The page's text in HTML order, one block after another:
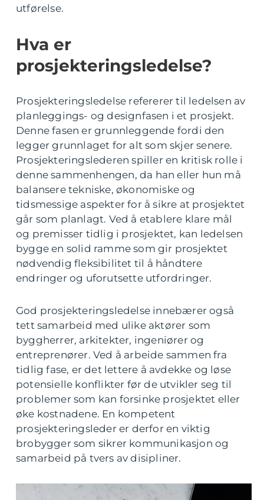
utførelse.
Hva er
prosjekteringsledelse?
Prosjekteringsledelse refererer til ledelsen av
planleggings- og designfasen i et prosjekt.
Denne fasen er grunnleggende fordi den
legger grunnlaget for alt som skjer senere.
Prosjekteringslederen spiller en kritisk rolle i
denne sammenhengen, da han eller hun må
balansere tekniske, økonomiske og
tidsmessige aspekter for å sikre at prosjektet
går som planlagt. Ved å etablere klare mål
og premisser tidlig i prosjektet, kan ledelsen
bygge en solid ramme som gir prosjektet
nødvendig fleksibilitet til å håndtere
endringer og uforutsette utfordringer.
God prosjekteringsledelse innebærer også
tett samarbeid med ulike aktører som
byggherrer, arkitekter, ingeniører og
entreprenører. Ved å arbeide sammen fra
tidlig fase, er det lettere å avdekke og løse
potensielle konflikter før de utvikler seg til
problemer som kan forsinke prosjektet eller
øke kostnadene. En kompetent
prosjekteringsleder er derfor en viktig
brobygger som sikrer kommunikasjon og
samarbeid på tvers av disipliner.